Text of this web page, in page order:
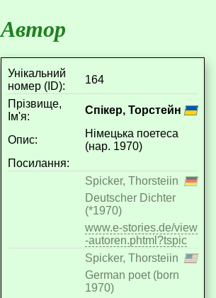
Автор
Унікальний
номер (ID):
164
Прізвище,
Ім'я:
Спікер, Торстейн
Опис:
Німецька поетеса
(нар. 1970)
Посилання:
Spicker, Thorsteiin
Deutscher Dichter
(*1970)
www.e-stories.de/view
-autoren.phtml?tspic
Spicker, Thorsteiin
German poet (born
1970)